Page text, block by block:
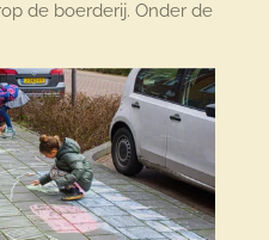
de boerderij. Onder de